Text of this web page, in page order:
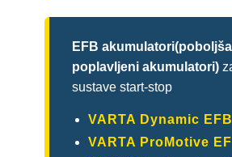
EFB
poplavljeni akumulatori)
sustave start-stop
VARTA Dynamic EFB
VARTA ProMotive